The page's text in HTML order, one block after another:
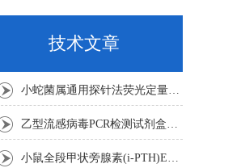
技术文章
小蛇菌属通用探针法荧光定量PCR试剂盒实验注意事项
乙型流感病毒PCR检测试剂盒反应五要素
小鼠全段甲状旁腺素(i-PTH)ELISA试剂盒操作步骤